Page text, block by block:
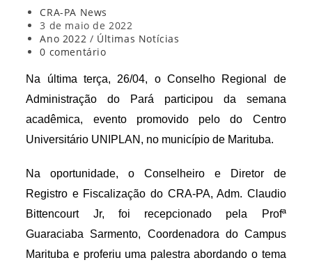
Autor
do
post:
CRA-PA News
Post
publicado:
3 de maio de 2022
Categoria
do
Ano 2022 / Últimas Notícias
Comentários
post:
0 comentário
Na última terça, 26/04, o Conselho Regional de
Administração do Pará participou da semana
acadêmica, evento promovido pelo
do Centro
Universitário UNIPLAN, no município de Marituba.
Na oportunidade, o Conselheiro e
Diretor de
Registro e Fiscalização do CRA-PA, Adm. Cl audio
Bittencourt Jr, foi recepcionado pela Profª
Guaraciaba Sarmento, Coordenadora do Campus
Marituba e proferiu uma palestraabordando o tema